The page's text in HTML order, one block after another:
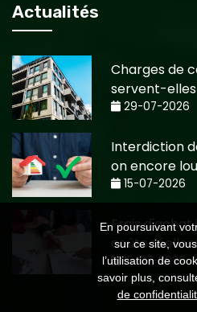
Actualités
Charges de
servent-
29-07-2026
Interdiction
on encore
15-07-2026
Frais d'achat
coûte
15-07-2026
En poursuivant
sur ce site,
l’utilisation de
savoir plus,
de